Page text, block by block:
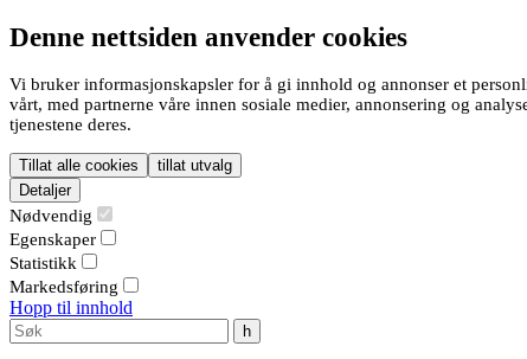
Denne nettsiden anvender cookies
Vi bruker informasjonskapsler for å gi innhold og annonser et
vårt, med partnerne våre innen sosiale medier, annonsering og
tjenestene deres.
Tillat alle cookies
tillat utvalg
Detaljer
Nødvendig
Egenskaper
Statistikk
Markedsføring
Hopp til innhold